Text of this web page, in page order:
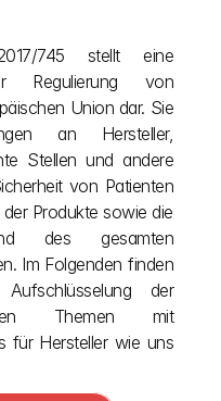
745 stellt eine
Regulierung von
Union dar. Sie
an Hersteller,
Stellen und andere
von Patienten
Produkte sowie die
des gesamten
Im Folgenden finden
der
Themen mit
für Hersteller wie uns